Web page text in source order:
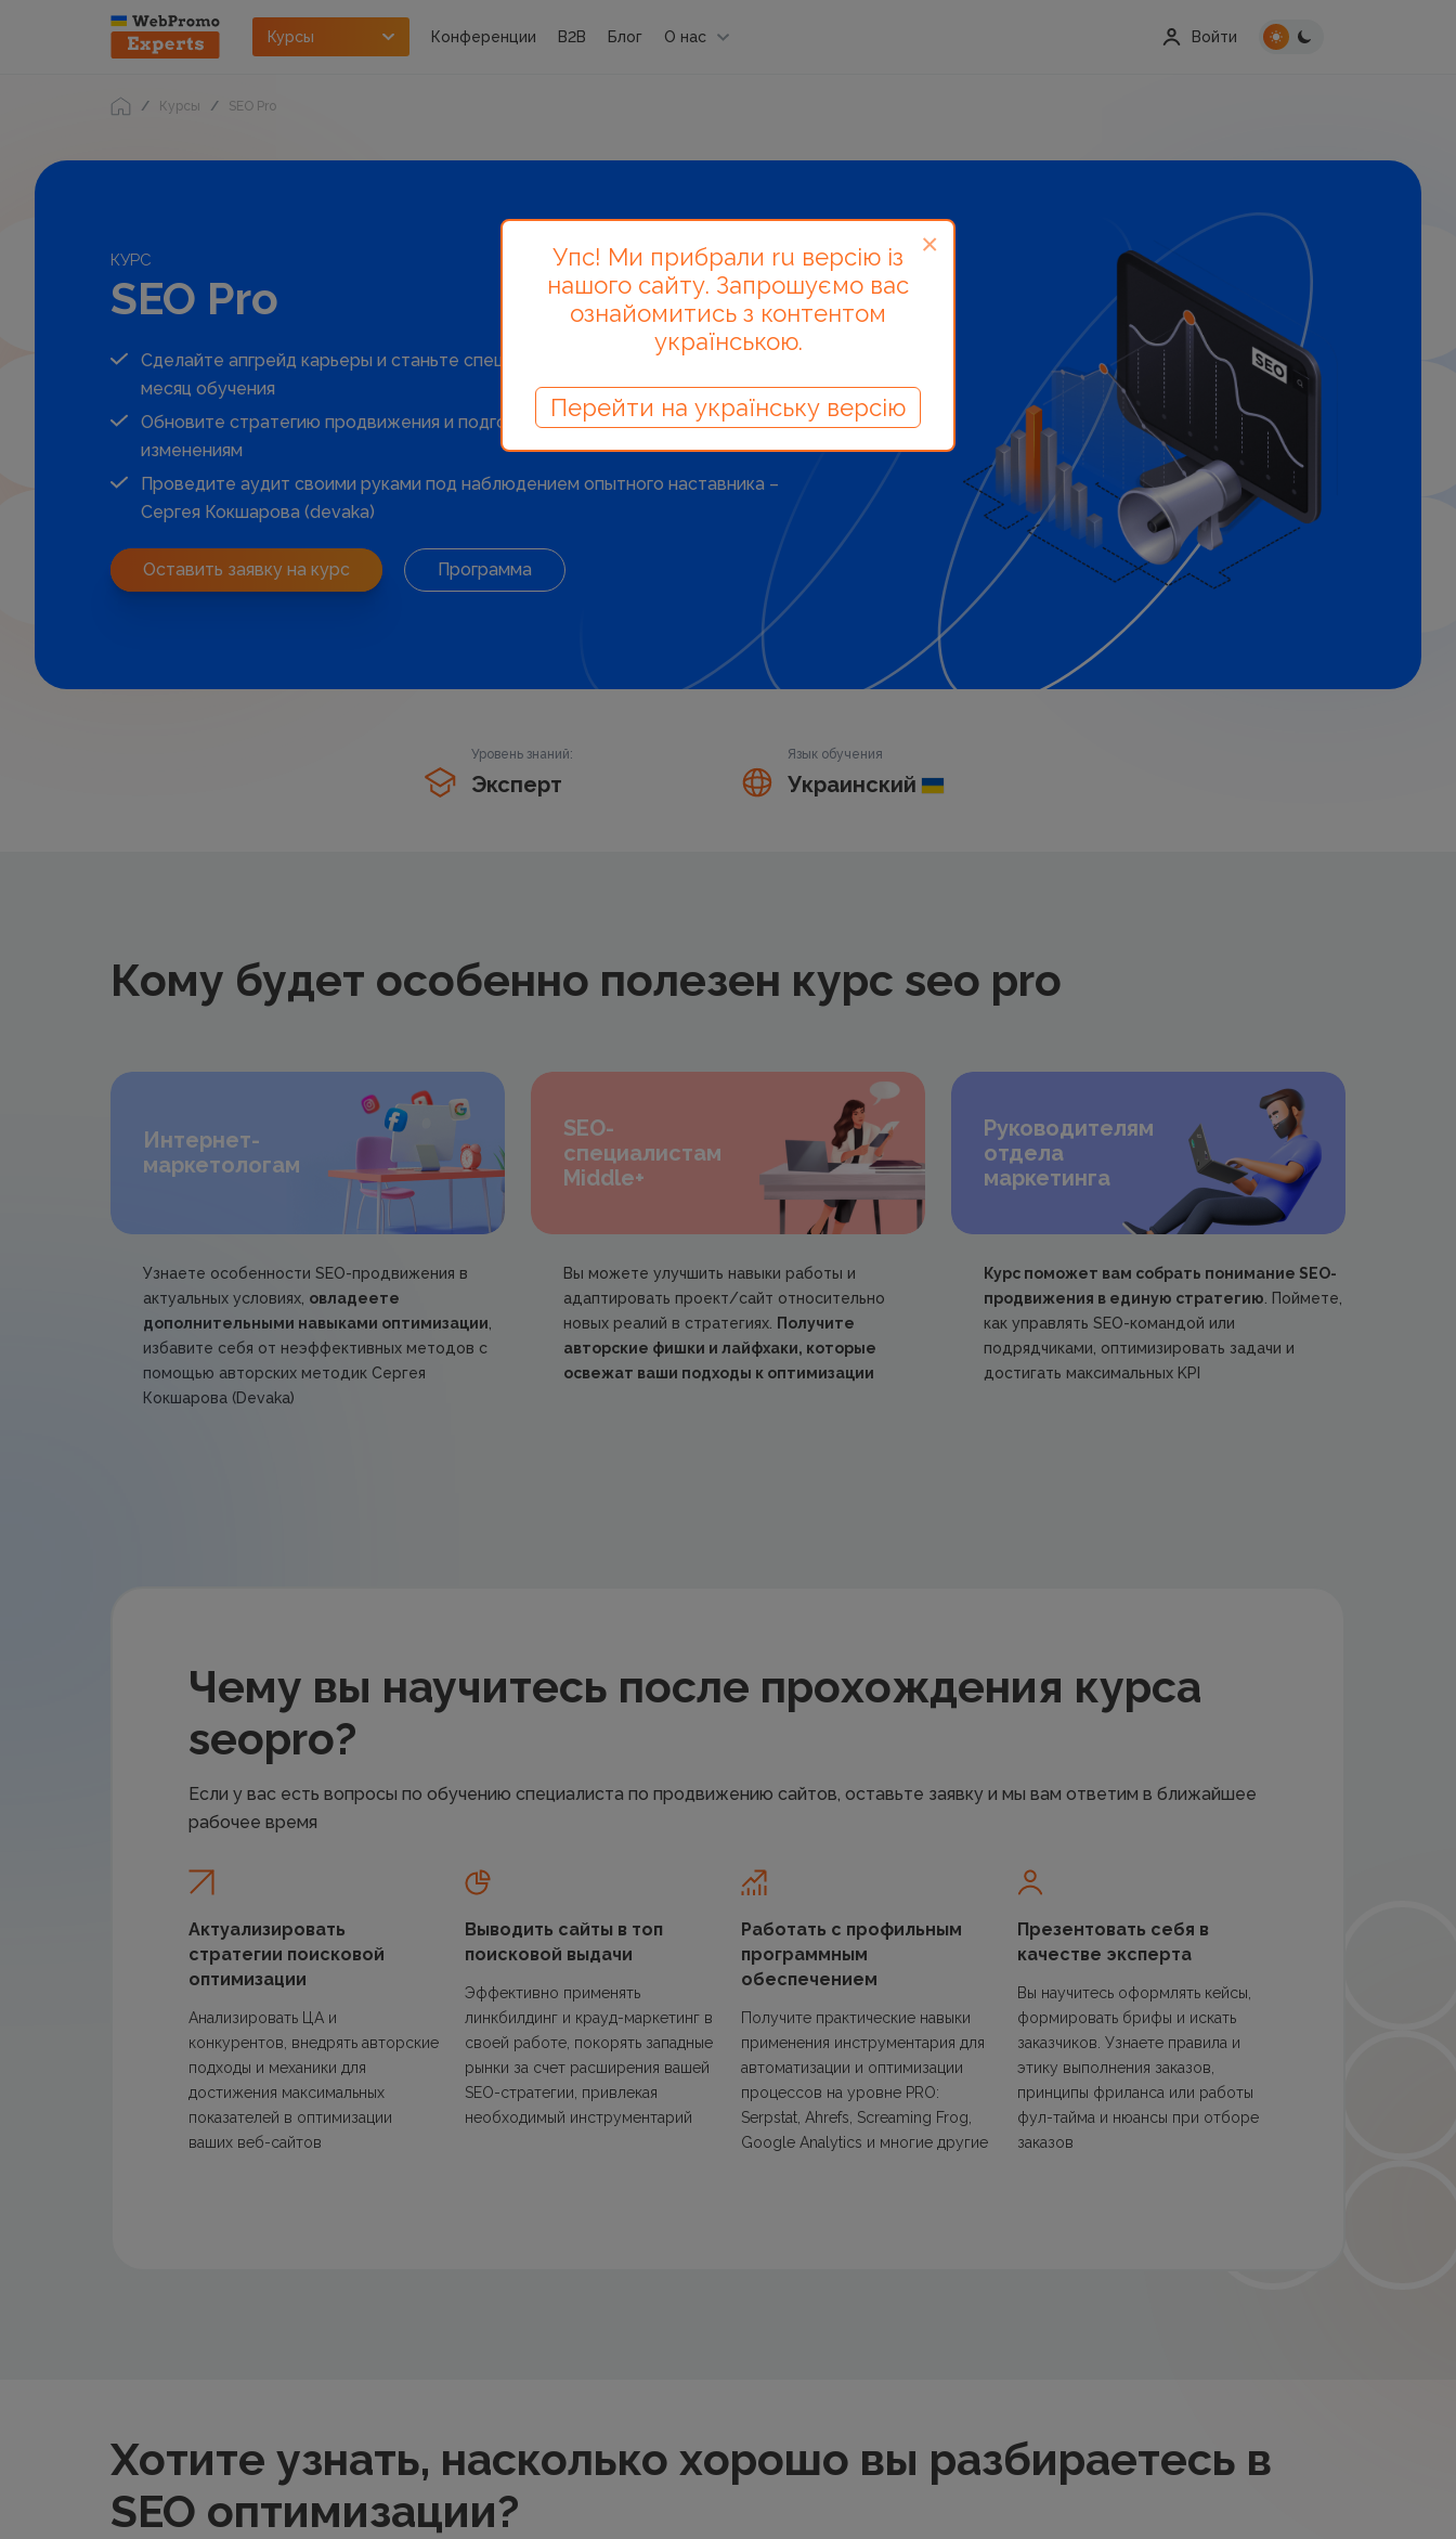
Курсы Конференции B2B Блог О нас Войти
Курсы SEO Pro
КУРС
SEO Pro
Сделайте апгрейд карьеры и станьте специалистом уровня PRO всего за 1
месяц обучения
Обновите стратегию продвижения и подготовьте сайт к глобальным
изменениям
Проведите аудит своими руками под наблюдением опытного наставника –
Сергея Кокшарова (devaka)
Оставить заявку на курс Программа
Уровень знаний:
Эксперт
Язык обучения
Украинский
Кому будет особенно полезен курс seo pro
Интернет-
маркетологам
Узнаете особенности SEO-продвижения в
актуальных условиях, овладеете
дополнительными навыками оптимизации
избавите себя от неэффективных методов с
помощью авторских методик Сергея
Кокшарова (Devaka)
SEO-
специалистам
Middle+
Вы можете улучшить навыки работы и
адаптировать проект/сайт относительно
новых реалий в стратегиях.
Получите
авторские фишки и лайфхаки, которые
освежат ваши подходы к оптимизации
Руководителям
отдела
маркетинга
Курс поможет вам собрать понимание SEO-
продвижения в единую стратегию . Поймете,
как управлять SEO-командой или
подрядчиками, оптимизировать задачи и
достигать максимальных KPI
Чему вы научитесь после прохождения курса
seopro?
Если у вас есть вопросы по обучению специалиста по продвижению сайтов, оставьте заявку и мы вам ответим в ближайшее
рабочее время
Актуализировать
стратегии поисковой
оптимизации
Анализировать ЦА и
конкурентов, внедрять авторские
подходы и механики для
достижения максимальных
показателей в оптимизации
ваших веб-сайтов
Выводить сайты в топ
поисковой выдачи
Эффективно применять
линкбилдинг и крауд-маркетинг в
своей работе, покорять западные
рынки за счет расширения вашей
SEO-стратегии, привлекая
необходимый инструментарий
Работать с профильным
программным
обеспечением
Получите практические навыки
применения инструментария для
автоматизации и оптимизации
процессов на уровне PRO:
Serpstat, Ahrefs, Screaming Frog,
Google Analytics и многие другие
Презентовать себя в
качестве эксперта
Вы научитесь оформлять кейсы,
формировать брифы и искать
заказчиков. Узнаете правила и
этику выполнения заказов,
принципы фриланса или работы
фул-тайма и нюансы при отборе
заказов
Хотите узнать, насколько хорошо вы разбираетесь в
SEO оптимизации?
×
Упс! Ми прибрали ru версію із
нашого сайту. Запрошуємо вас
ознайомитись з контентом
українською.
Перейти на українську версію